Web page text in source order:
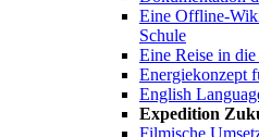
Eine Offline-
Schule
Eine Reise in
Energiekonzept
English
Expedition